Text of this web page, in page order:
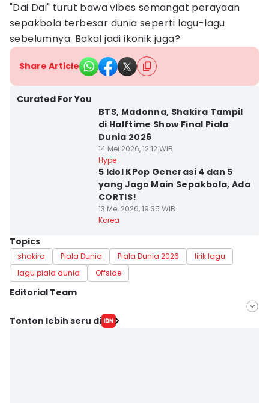
"Dai Dai" turut bawa vibes semangat perayaan
sepakbola terbesar dunia seperti lagu-lagu
sebelumnya. Bakal jadi ikonik juga?
Share Article
Curated For You
BTS, Madonna, Shakira Tampil
di Halftime Show Final Piala
Dunia 2026
14 Mei 2026, 12:12 WIB
Hype
5 Idol KPop Generasi 4 dan 5
yang Jago Main Sepakbola, Ada
CORTIS!
13 Mei 2026, 19:35 WIB
Korea
Topics
shakira Piala Dunia Piala Dunia 2026
lirik lagu
lagu piala dunia
Offside
Editorial Team
Editor
Tonton lebih seru di